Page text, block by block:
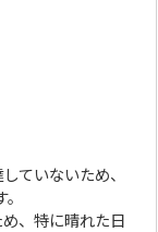
ていないため、
、特に晴れた日